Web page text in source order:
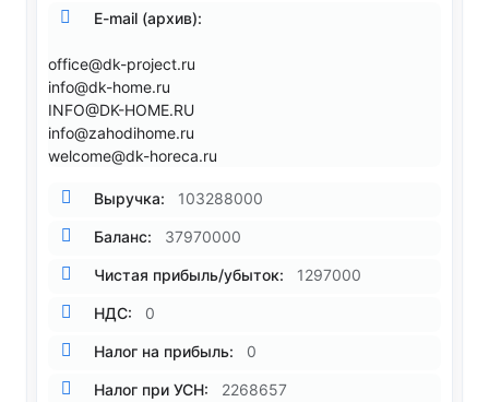
E-mail (архив):
office@dk-project.ru
info@dk-home.ru
INFO@DK-HOME.RU
info@zahodihome.ru
welcome@dk-horeca.ru
Выручка: 103288000
Баланс: 37970000
Чистая прибыль/убыток: 1297000
НДС: 0
Налог на прибыль: 0
Налог при УСН: 2268657